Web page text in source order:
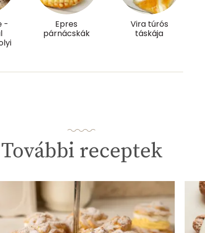
78.6 g
5 mg
0
49 micro
0 mg
-
Epres
párnácskák
Vira túrós
táskája
További receptek